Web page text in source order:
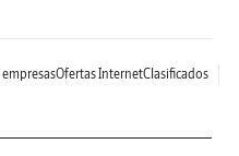
Ofertas InternetClasificados